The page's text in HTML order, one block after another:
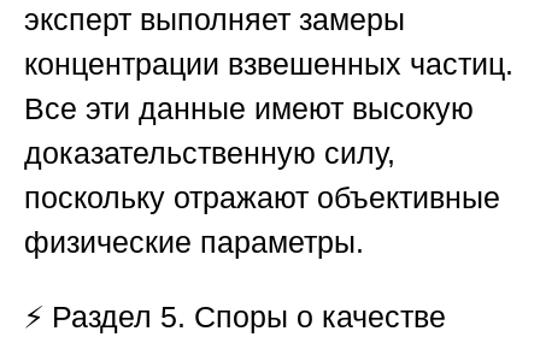
эксперт выполняет замеры
концентрации взвешенных частиц.
Все эти данные имеют высокую
доказательственную силу,
поскольку отражают объективные
физические параметры.
⚡ Раздел 5. Споры о качестве